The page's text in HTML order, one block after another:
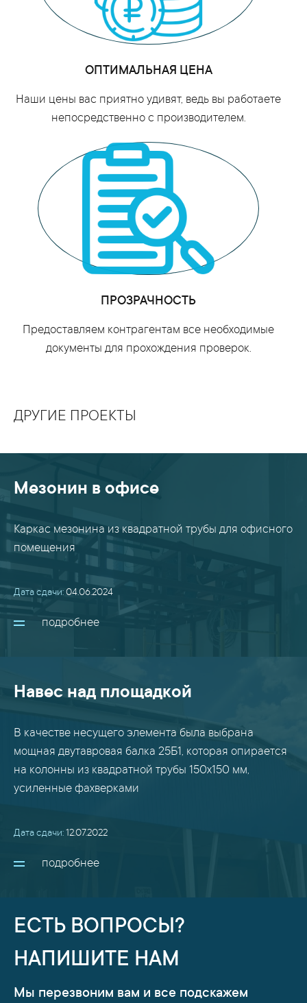
ОПТИМАЛЬНАЯ ЦЕНА
Наши цены вас приятно удивят, ведь вы работаете
непосредственно с производителем.
ПРОЗРАЧНОСТЬ
Предоставляем контрагентам все необходимые
документы для прохождения проверок.
ДРУГИЕ ПРОЕКТЫ
Мезонин в офисе
Каркас мезонина из квадратной трубы для офисного
помещения
Дата сдачи:04.06.2024
подробнее
Навес над площадкой
В качестве несущего элемента была выбрана
мощная двутавровая балка 25Б1, которая опирается
на колонны из квадратной трубы 150х150 мм,
усиленные фахверками
Дата сдачи:12.07.2022
подробнее
ЕСТЬ ВОПРОСЫ?
НАПИШИТЕ НАМ
Мы перезвоним вам и все подскажем